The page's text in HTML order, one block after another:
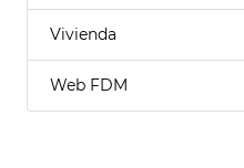
Vivienda
Web FDM